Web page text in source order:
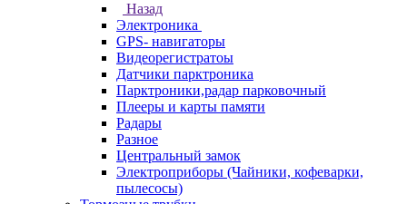
Назад
Электроника
GPS- навигаторы
Видеорегистратоы
Датчики парктроника
Парктроники,радар парковочный
Плееры и карты памяти
Радары
Разное
Центральный замок
Электроприборы (Чайники, кофеварки,
пылесосы)